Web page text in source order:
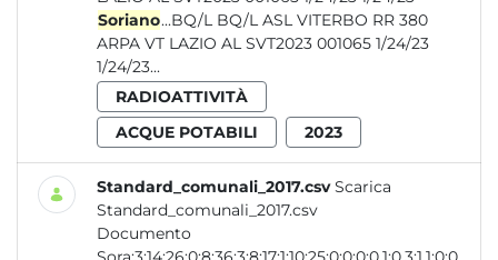
Soriano...BQ/L BQ/L ASL VITERBO RR 380
ARPA VT LAZIO AL SVT2023 001065 1/24/23
1/24/23...
RADIOATTIVITÀ
ACQUE POTABILI
2023
Standard_comunali_2017.csv Scarica
Standard_comunali_2017.csv
Documento